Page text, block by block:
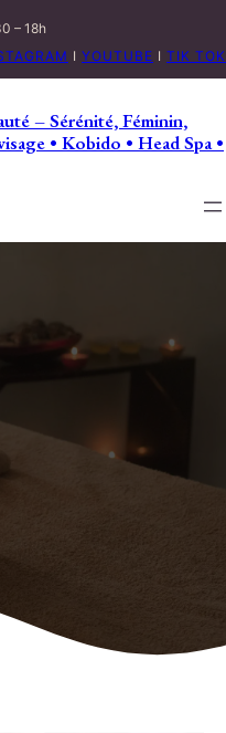
– 18h
I YOUTUBE I TIK TOK
– Sérénité, Féminin,
• Kobido • Head Spa •